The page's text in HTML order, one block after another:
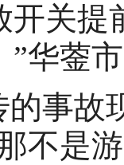
开关提
”华蓥
事故
不是